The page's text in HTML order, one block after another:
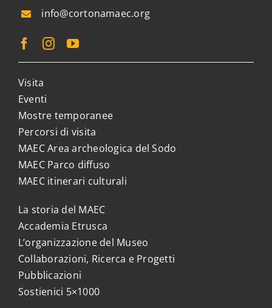
info@cortonamaec.org
Visita
Eventi
Mostre temporanee
Percorsi di visita
MAEC Area archeologica del Sodo
MAEC Parco diffuso
MAEC itinerari culturali
La storia del MAEC
Accademia Etrusca
L’organizzazione del Museo
Collaborazioni, Ricerca e Progetti
Pubblicazioni
Sostienici 5×1000